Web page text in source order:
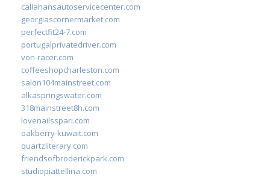
callahansautoservicecenter.com
georgiascornermarket.com
perfectfit24-7.com
portugalprivatedriver.com
von-racer.com
coffeeshopcharleston.com
salon104mainstreet.com
alkaspringswater.com
318mainstreet8h.com
lovenailsspari.com
oakberry-kuwait.com
quartzliterary.com
friendsofbroderickpark.com
studiopiattellina.com